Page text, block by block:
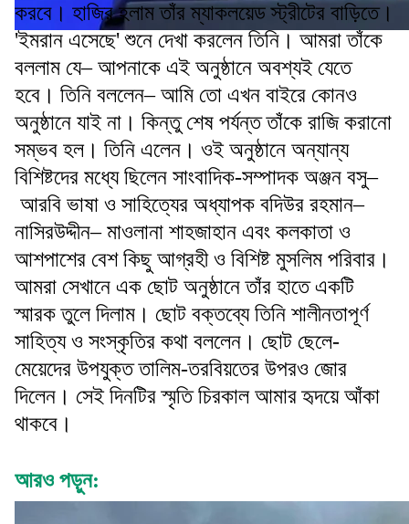
করবে। হাজির হলাম তাঁর ম্যাকলয়েড স্ট্রীটের বাড়িতে।
'ইমরান এসেছে' শুনে দেখা করলেন তিনি। আমরা তাঁকে
বললাম যে– আপনাকে এই অনুষ্ঠানে অবশ্যই যেতে
হবে। তিনি বললেন– আমি তো এখন বাইরে কোনও
অনুষ্ঠানে যাই না। কিন্তু শেষ পর্যন্ত তাঁকে রাজি করানো
সম্ভব হল। তিনি এলেন। ওই অনুষ্ঠানে অন্যান্য
বিশিষ্টদের মধ্যে ছিলেন সাংবাদিক-সম্পাদক অঞ্জন বসু–
আরবি ভাষা ও সাহিত্যের অধ্যাপক বদিউর রহমান–
নাসিরউদ্দীন– মাওলানা শাহজাহান এবং কলকাতা ও
আশপাশের বেশ কিছু আগ্রহী ও বিশিষ্ট মুসলিম পরিবার।
আমরা সেখানে এক ছোট অনুষ্ঠানে তাঁর হাতে একটি
স্মারক তুলে দিলাম। ছোট বক্তব্যে তিনি শালীনতাপূর্ণ
সাহিত্য ও সংস্কৃতির কথা বললেন। ছোট ছেলে-
মেয়েদের উপযুক্ত তালিম-তরবিয়তের উপরও জোর
দিলেন। সেই দিনটির স্মৃতি চিরকাল আমার হৃদয়ে আঁকা
থাকবে।
আরও পড়ুন: